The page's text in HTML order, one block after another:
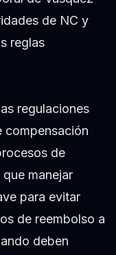
de NC y
reglas
regulaciones
compensación
de
manejar
para evitar
de reembolso a
deben